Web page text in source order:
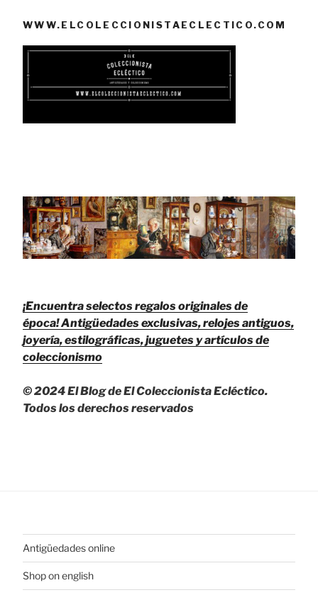
WWW.ELCOLECCIONISTAECLECTICO.COM
¡Encuentra selectos regalos originales de
época!Antigüedades exclusivas, relojes antiguos,
joyería, estilográficas, juguetes y artículos de
coleccionismo
© 2024 El Blog de El Coleccionista Ecléctico.
Todos los derechos reservados
Antigüedades online
Shop on english